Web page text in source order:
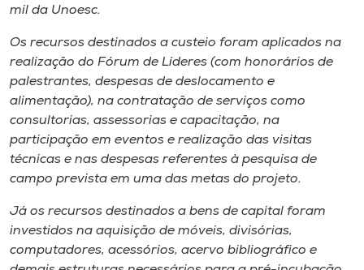
mil da Unoesc.
Os recursos destinados a custeio foram aplicados na
realização do Fórum de Líderes (com honorários de
palestrantes, despesas de deslocamento e
alimentação), na contratação de serviços como
consultorias, assessorias e capacitação, na
participação em eventos e realização das visitas
técnicas e nas despesas referentes à pesquisa de
campo prevista em uma das metas do projeto.
Já os recursos destinados a bens de capital foram
investidos na aquisição de móveis, divisórias,
computadores, acessórios, acervo bibliográfico e